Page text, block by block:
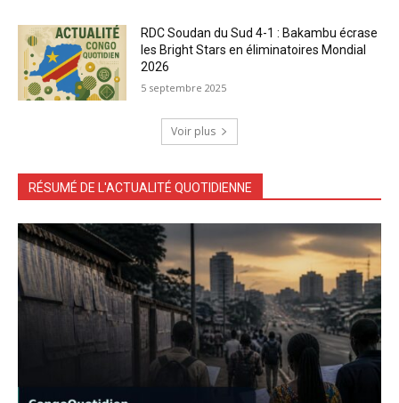
RDC Soudan du Sud 4-1 : Bakambu écrase
les Bright Stars en éliminatoires Mondial
2026
5 septembre 2025
Voir plus
RÉSUMÉ DE L'ACTUALITÉ QUOTIDIENNE